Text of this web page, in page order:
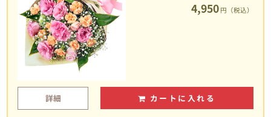
4,950 円（税込）
詳細 カートに入れる